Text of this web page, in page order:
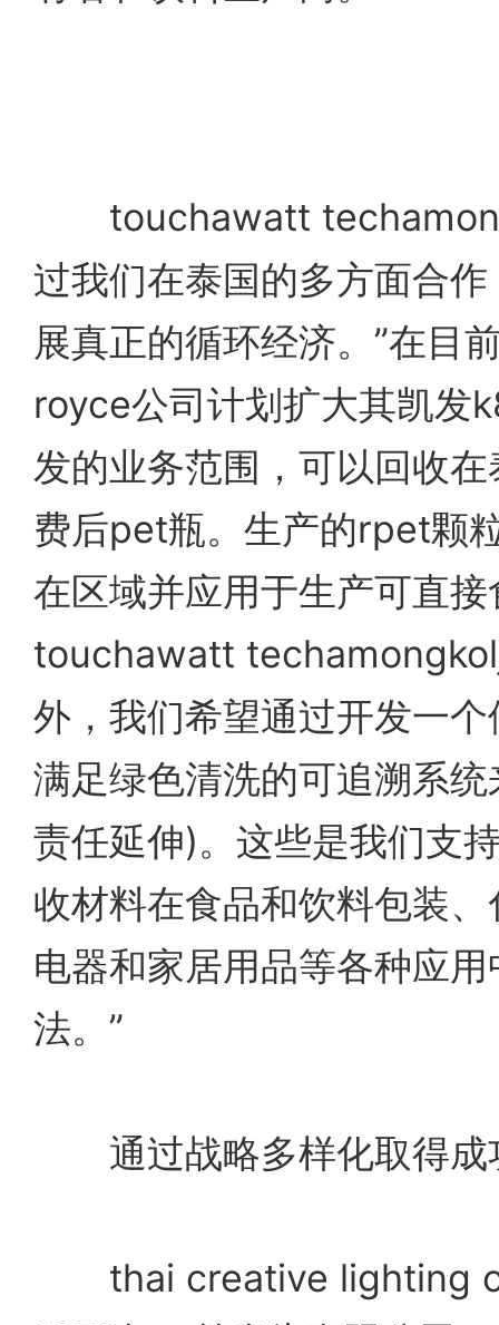
touchawatt
过我们在泰国的多方面合
展真正的循环经济。”在目
royce公司计划扩大其凯发
发的业务范围，可以回收
费后pet瓶。生产的rpet颗
在区域并应用于生产可直
touchawatt
外，我们希望通过开发一
满足绿色清洗的可追溯系
责任延伸)。这些是我们支
收材料在食品和饮料包装
电器和家居用品等各种应
法。”
通过战略多样化取得成
thai creative lighting